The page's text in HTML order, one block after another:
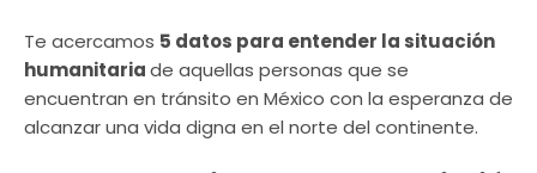
Te acercamos 5 datos para entender la situación
humanitariade aquellas personas que se
encuentran en tránsito en México con la esperanza de
alcanzar una vida digna en el norte del continente.